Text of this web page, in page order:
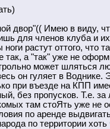
двор"(( Имею в виду,
для членов клуба и
растут оттого, что
а "так" уже не
может
он гуляет в
при въезде на КПП
без пропусков. Т.е.
там стоЯть уже не
по аренде
по территории